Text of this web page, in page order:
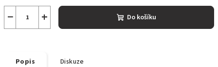
+
− Do košíku
Popis Diskuze